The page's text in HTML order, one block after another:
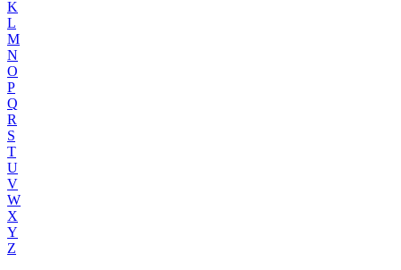
K
L
M
N
O
P
Q
R
S
T
U
V
W
X
Y
Z